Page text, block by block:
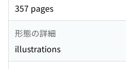
357 pages
形態の詳細
illustrations